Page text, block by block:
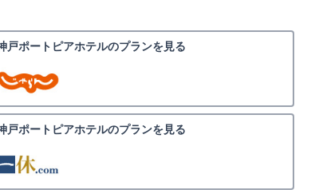
戸ポートピアホテルのプランを見る
戸ポートピアホテルのプランを見る